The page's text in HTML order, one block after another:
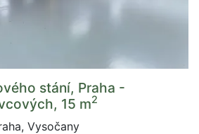
stání, Praha -
15 m2
Vysočany